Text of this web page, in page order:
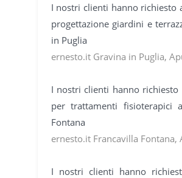
I nostri clienti hanno richiesto
progettazione giardini e
in Puglia
ernesto.it Gravina in Puglia,
I nostri clienti hanno richiesto
per trattamenti fisioterapici
Fontana
ernesto.it Francavilla Fontana,
I nostri clienti hanno